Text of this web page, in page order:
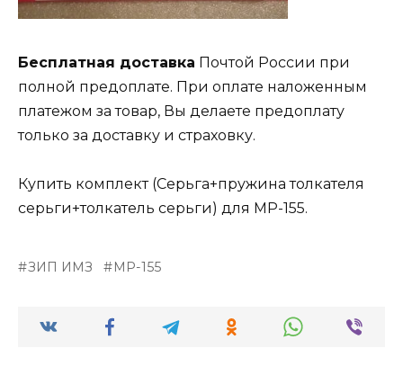
Бесплатная доставка Почтой России при
полной предоплате. При оплате наложенным
платежом за товар, Вы делаете предоплату
только за доставку и страховку.
Купить комплект (Серьга+пружина толкателя
серьги+толкатель серьги) для МР-155.
ЗИП ИМЗ МР-155